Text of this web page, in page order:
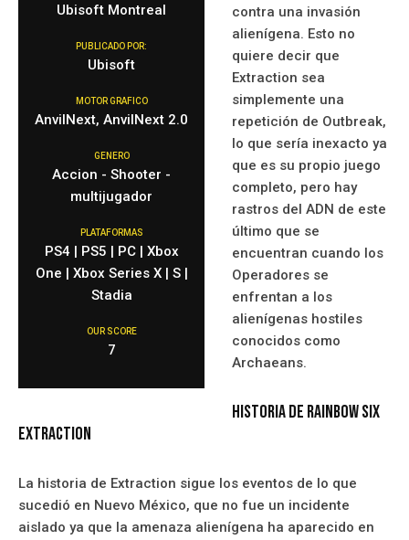
Ubisoft Montreal
PUBLICADO POR:
Ubisoft
MOTOR GRAFICO
AnvilNext, AnvilNext 2.0
GENERO
Accion - Shooter -
multijugador
PLATAFORMAS
PS4 | PS5 | PC | Xbox
One | Xbox Series X | S |
Stadia
OUR SCORE
7
contra una invasión
alienígena. Esto no
quiere decir que
Extraction sea
simplemente una
repetición de Outbreak,
lo que sería inexacto ya
que es su propio juego
completo, pero hay
rastros del ADN de este
último que se
encuentran cuando los
Operadores se
enfrentan a los
alienígenas hostiles
conocidos como
Archaeans.
Historia De Rainbow Six
Extraction
La historia de Extraction sigue los eventos de lo que
sucedió en Nuevo México, que no fue un incidente
aislado ya que la amenaza alienígena ha aparecido en